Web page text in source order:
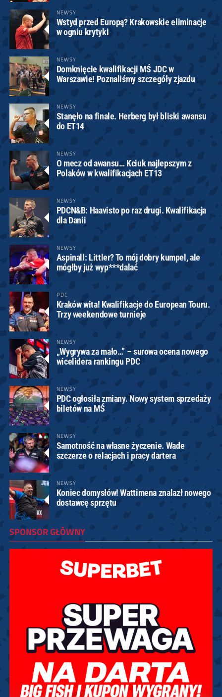
NEWSY
Wstyd przed Europą? Krakowskie eliminacje
w ogniu krytyki
NEWSY
Domknięcie kwalifikacji MŚ JDC w
Warszawie! Poznaliśmy szczegóły zjazdu
NEWSY
Stanęło na finale. Herberg był bliski awansu
do ET14
NEWSY
O mecz od awansu… Kciuk najlepszym z
Polaków w kwalifikacjach ET13
NEWSY
PDCN&B: Haavisto po raz drugi. Kwalifikacja
dla Danii
NEWSY
Aspinall: Littler? To mój dobry kumpel, ale
mógłby już wyp***dalać
PDC
Kraków wita! Kwalifikacje do European Touru.
Trzy weekendowe turnieje
NEWSY
„Wygrywa za mało…” – surowa ocena nowego
wicelidera rankingu PDC
NEWSY
PDC ogłosiła zmiany. Nowy system sprzedaży
biletów na MŚ
NEWSY
Samotność na własne życzenie. Wade
szczerze o relacjach i pracy dartera
NEWSY
Koniec domysłów! Wattimena znalazł nowego
dostawcę sprzętu
SPONSOR GŁÓWNY